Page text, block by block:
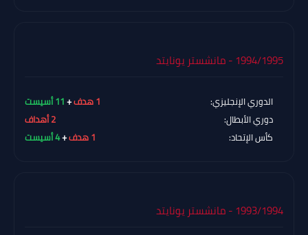
1994/1995 - مانشستر يونايتد
الدوري الإنجليزي: +11 أسيست
دوري الأبطال:
كأس الإتحاد:
+4 أسيست
1993/1994 - مانشستر يونايتد